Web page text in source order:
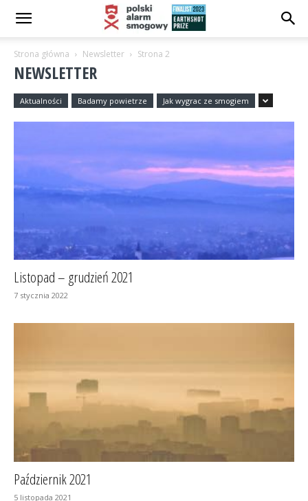
Strona główna Newsletter Strona 2
NEWSLETTER
Aktualności Badamy powietrze Jak wygrac ze smogiem
Listopad – grudzień 2021
7 stycznia 2022
Październik 2021
5 listopada 2021